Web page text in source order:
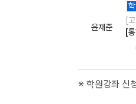
윤재준
학
[
[
※ 학원강좌 신